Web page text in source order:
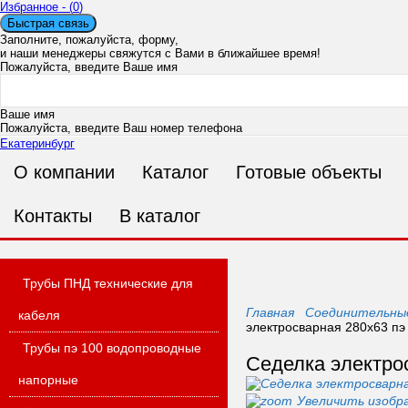
Избранное - (0)
Быстрая связь
Заполните, пожалуйста, форму,
и наши менеджеры свяжутся с Вами в ближайшее время!
Пожалуйста, введите Ваше имя
Ваше имя
Пожалуйста, введите Ваш номер телефона
Ваш номер телефона
Ваш E-mail
Сообщение
Екатеринбург
О компании Каталог Готовые объекты
Контакты В каталог
Трубы ПНД технические для
кабеля
Трубы пэ 100 водопроводные
напорные
Главная
электросварная 280x63
Седелка
Увеличить